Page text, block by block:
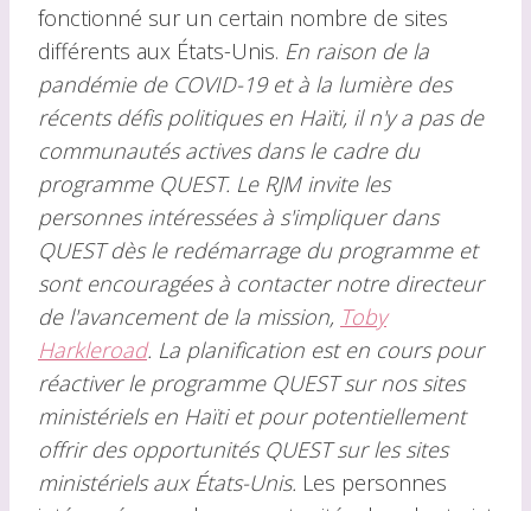
fonctionné sur un certain nombre de sites
différents aux États-Unis. En raison de la
pandémie de COVID-19 et à la lumière des
récents défis politiques en Haïti, il n'y a pas de
communautés actives dans le cadre du
programme QUEST. Le RJM invite les
personnes intéressées à s'impliquer dans
QUEST dès le redémarrage du programme et
sont encouragées à contacter notre directeur
de l'avancement de la mission, Toby
Harkleroad. La planification est en cours pour
réactiver le programme QUEST sur nos sites
ministériels en Haïti et pour potentiellement
offrir des opportunités QUEST sur les sites
ministériels aux États-Unis. Les personnes